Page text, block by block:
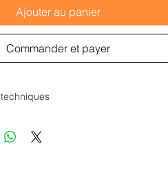
Ajouter au panier
Commander et payer
tunnel : 60cm